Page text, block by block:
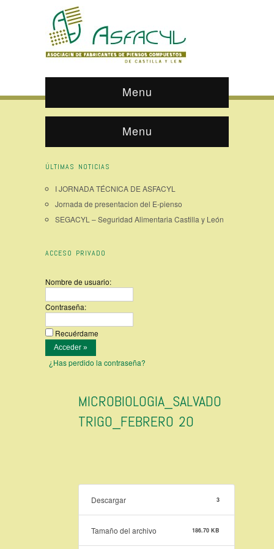
Menu
Menu
ÚLTIMAS NOTICIAS
I JORNADA TÉCNICA DE ASFACYL
Jornada de presentacion del E-pienso
SEGACYL – Seguridad Alimentaria Castilla y León
ACCESO PRIVADO
Nombre de usuario:
Contraseña:
Recuérdame
¿Has perdido la contraseña?
MICROBIOLOGIA_SALVADO
TRIGO_FEBRERO 20
Descargar 3
Tamaño del archivo 186.70 KB